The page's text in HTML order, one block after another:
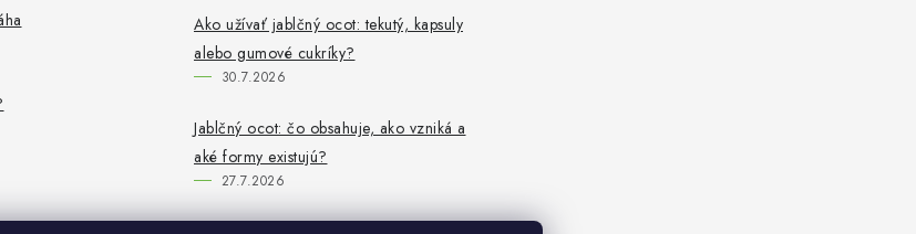
Ako užívať jablčný ocot: tekutý, kapsuly
alebo gumové cukríky?
30.7.2026
Jablčný ocot: čo obsahuje, ako vzniká a
aké formy existujú?
27.7.2026